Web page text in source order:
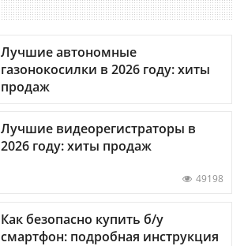
Лучшие автономные
газонокосилки в 2026 году: хиты
продаж
Лучшие видеорегистраторы в
2026 году: хиты продаж
49198
Как безопасно купить б/у
смартфон: подробная инструкция